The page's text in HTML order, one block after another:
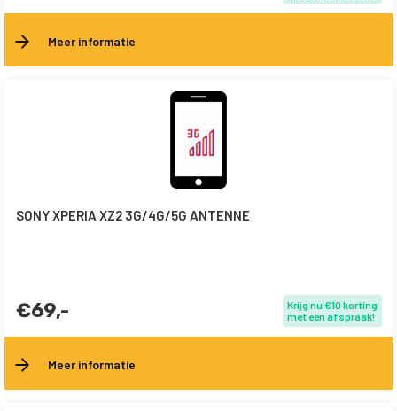
Meer informatie
SONY XPERIA XZ2 3G/4G/5G ANTENNE
€69,-
Krijg nu €10 korting
met een afspraak!
Meer informatie